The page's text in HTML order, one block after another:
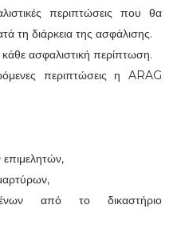
περιπτώσεις που θα
τη διάρκεια της ασφάλισης.
ασφαλιστική περίπτωση.
περιπτώσεις η ARAG
επιμελητών,
από το δικαστήριο